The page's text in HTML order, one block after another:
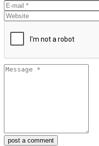
post a comment